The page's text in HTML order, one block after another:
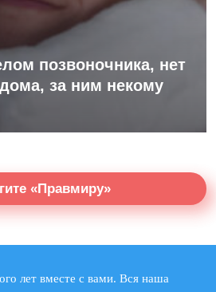
позвоночника, нет
за ним некому
«Правмиру»
лет вместе с вами. Вся наша